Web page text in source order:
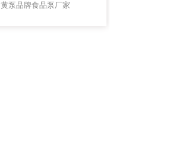
黄泵品牌食品泵厂家